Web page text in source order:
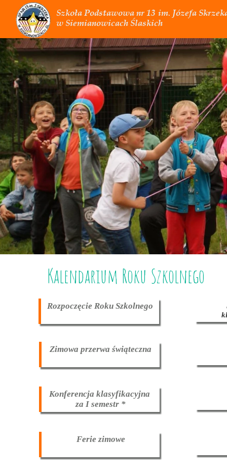
Ferie zimowe
Konferencja klasyfikacyjna
za I semestr *
Zimowa przerwa świąteczna
Rozpoczęcie Roku Szkolnego
Kalendarium Roku Szkolnego
Szkoła Podstawowa nr 13 im. Józefa
w Siemianowicach Ślaskich